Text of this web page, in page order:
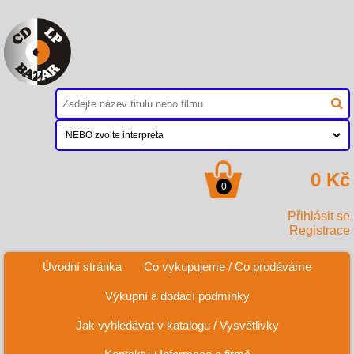
0 0 Kč
Přihlásit se
Registrace
Úvodní stránka Co vykupujeme / Co prodáváme
Výkupní a dodací podmínky
Jak vyhledávat v katalogu / Vysvětlivky